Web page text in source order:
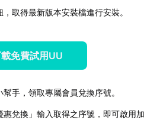
取得最新版本安裝檔進行安裝。
免費試用UU
手，領取專屬會員兌換序號。
兌換」輸入取得之序號，即可啟用加